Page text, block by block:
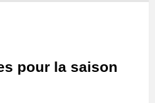
pour la saison